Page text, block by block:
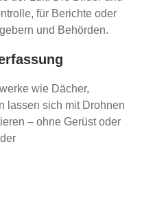
für Berichte oder
und Behörden.
wie Dächer,
lassen sich mit Drohnen
– ohne Gerüst oder